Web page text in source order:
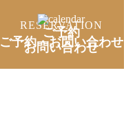
RESERVATION
ご予約・お問い合わせ
ご予約
お問い合わせ